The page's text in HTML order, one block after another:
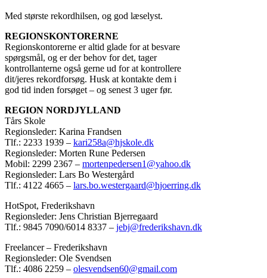
Med største rekordhilsen, og god læselyst.
REGIONSKONTORERNE
Regionskontorerne er altid glade for at besvare
spørgsmål, og er der behov for det, tager
kontrollanterne også gerne ud for at kontrollere
dit/jeres rekordforsøg. Husk at kontakte dem i
god tid inden forsøget – og senest 3 uger før.
REGION NORDJYLLAND
Tårs Skole
Regionsleder: Karina Frandsen
Tlf.: 2233 1939 – kari258a@hjskole.dk
Regionsleder: Morten Rune Pedersen
Mobil: 2299 2367 – mortenpedersen1@yahoo.dk
Regionsleder: Lars Bo Westergård
Tlf.: 4122 4665 – lars.bo.westergaard@hjoerring.dk
HotSpot, Frederikshavn
Regionsleder: Jens Christian Bjerregaard
Tlf.: 9845 7090/6014 8337 – jebj@frederikshavn.dk
Freelancer – Frederikshavn
Regionsleder: Ole Svendsen
Tlf.: 4086 2259 – olesvendsen60@gmail.com